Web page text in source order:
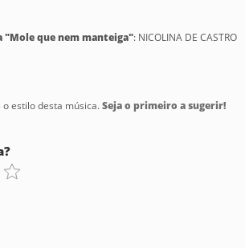
que nem manteiga": NICOLINA DE CASTRO
estilo desta música.Seja o primeiro a sugerir!